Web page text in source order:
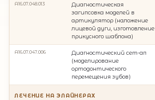
A16.07.048.013
Диагностическая
загипсовка моделей в
артикулятор (наложение
лицевой дуги, изготовление
прикусного шаблона)
A16.07.047.006
Диагностический сет-ап
(моделирование
ортодонтического
перемещения зубов)
ЛЕЧЕНИЕ НА ЭЛАЙНЕРАХ